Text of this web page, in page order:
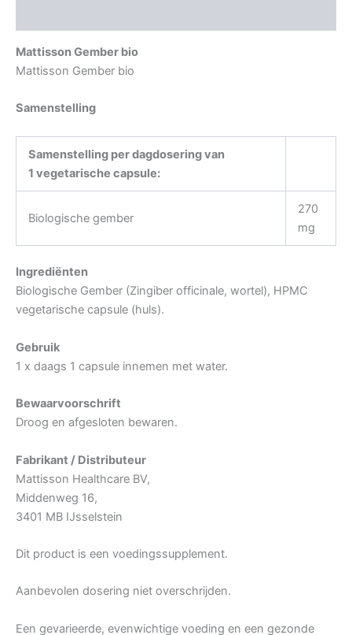
Mattisson Gember bio
Mattisson Gember bio
Samenstelling
Samenstelling per dagdosering van
1 vegetarische capsule:
Biologische gember
270
mg
Ingrediënten
Biologische Gember (Zingiber officinale, wortel), HPMC
vegetarische capsule (huls).
Gebruik
1 x daags 1 capsule innemen met water.
Bewaarvoorschrift
Droog en afgesloten bewaren.
Fabrikant / Distributeur
Mattisson Healthcare BV,
Middenweg 16,
3401 MB IJsselstein
Dit product is een voedingssupplement.
Aanbevolen dosering niet overschrijden.
Een gevarieerde, evenwichtige voeding en een gezonde